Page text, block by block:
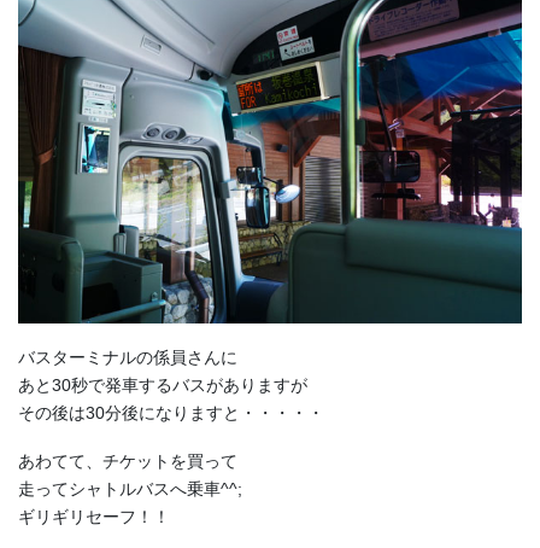
バスターミナルの係員さんに
あと30秒で発車するバスがありますが
その後は30分後になりますと・・・・・
あわてて、チケットを買って
走ってシャトルバスへ乗車^^;
ギリギリセーフ！！